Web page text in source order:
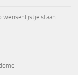
wensenlijstje staan